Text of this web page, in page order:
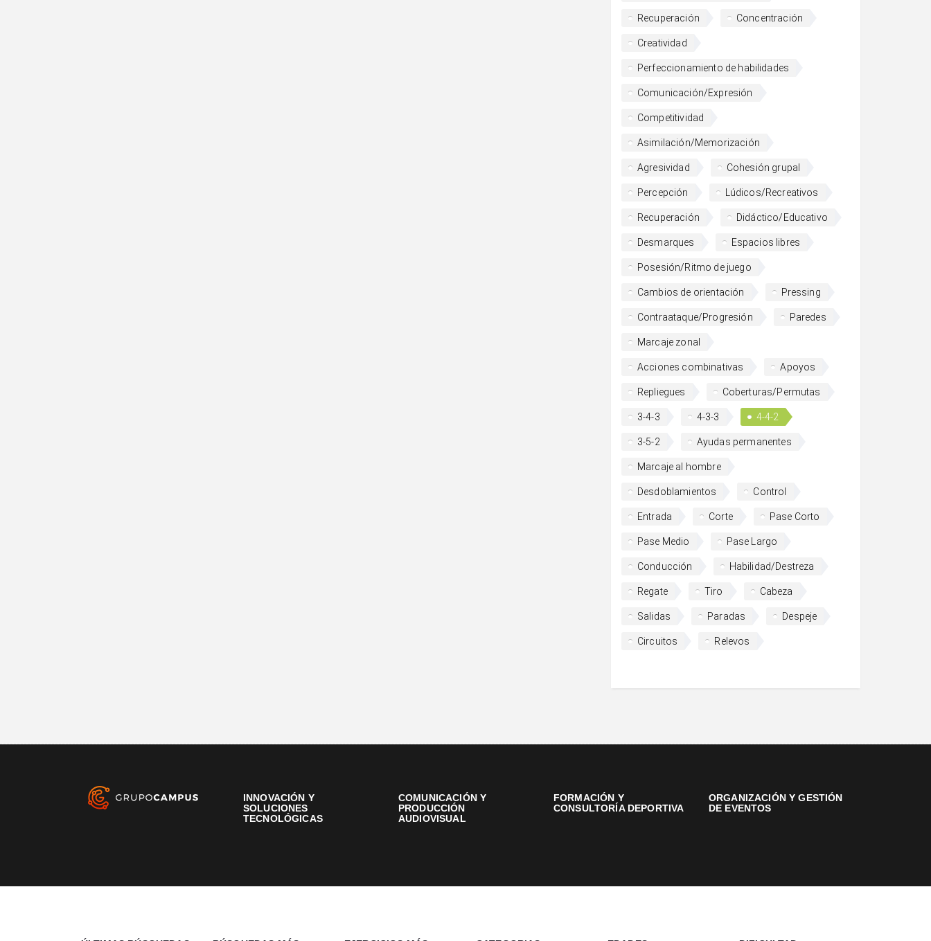
Recuperación Concentración
Creatividad
Perfeccionamiento de habilidades
Comunicación/Expresión
Competitividad
Asimilación/Memorización
Agresividad Cohesión grupal
Percepción Lúdicos/Recreativos
Recuperación Didáctico/Educativo
Desmarques Espacios libres
Posesión/Ritmo de juego
Cambios de orientación Pressing
Contraataque/Progresión Paredes
Marcaje zonal
Acciones combinativas Apoyos
Repliegues Coberturas/Permutas
3-4-3 4-3-3 4-4-2
3-5-2 Ayudas permanentes
Marcaje al hombre
Desdoblamientos Control
Entrada Corte Pase Corto
Pase Medio Pase Largo
Conducción Habilidad/Destreza
Regate Tiro Cabeza
Salidas Paradas Despeje
Circuitos Relevos
INNOVACIÓN Y
SOLUCIONES
TECNOLÓGICAS
COMUNICACIÓN Y
PRODUCCIÓN
AUDIOVISUAL
FORMACIÓN Y
CONSULTORÍA DEPORTIVA
ORGANIZACIÓN Y GESTIÓN
DE EVENTOS